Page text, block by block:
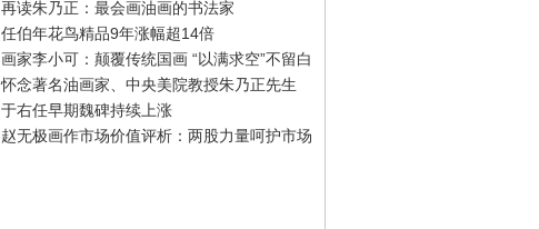
再读朱乃正：最会画油画的书法家
任伯年花鸟精品9年涨幅超14倍
画家李小可：颠覆传统国画 “以满求空”不留白
怀念著名油画家、中央美院教授朱乃正先生
于右任早期魏碑持续上涨
赵无极画作市场价值评析：两股力量呵护市场